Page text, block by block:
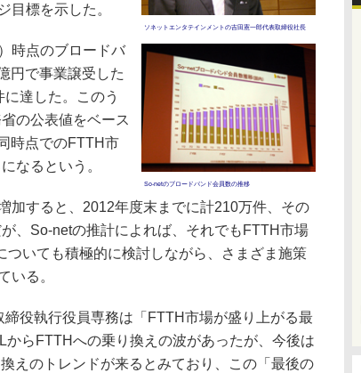
ソネットエンタテインメントの吉田憲一郎代表取締役社長
So-netのブロードバンド会員数の推移
目標を示した。
時点のブロードバ
円で事業譲受した
達した。このう
の公表値をベース
時点でのFTTH市
なるという。
加すると、2012年度末までに計210万件、その
、So-netの推計によれば、それでもFTTH市場
ついても積極的に検討しながら、さまざま施策
いる。
役執行役員専務は「FTTH市場が盛り上がる最
らFTTHへの乗り換えの波があったが、今後は
えのトレンドが来るとみており、この「最後の